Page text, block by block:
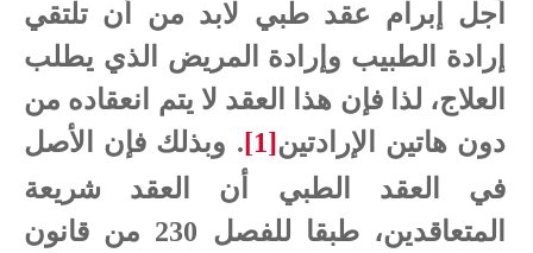
أجل إبرام عقد طبي لابد من أن تلتقي
إرادة الطبيب وإرادة المريض الذي يطلب
العلاج، لذا فإن هذا العقد لا يتم انعقاده من
دون هاتين الإرادتين[1]. وبذلك فإن الأصل
في العقد الطبي أن العقد شريعة
المتعاقدين، طبقا للفصل 230 من قانون